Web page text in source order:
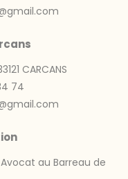
CARCANS
74
Avocat au Barreau de